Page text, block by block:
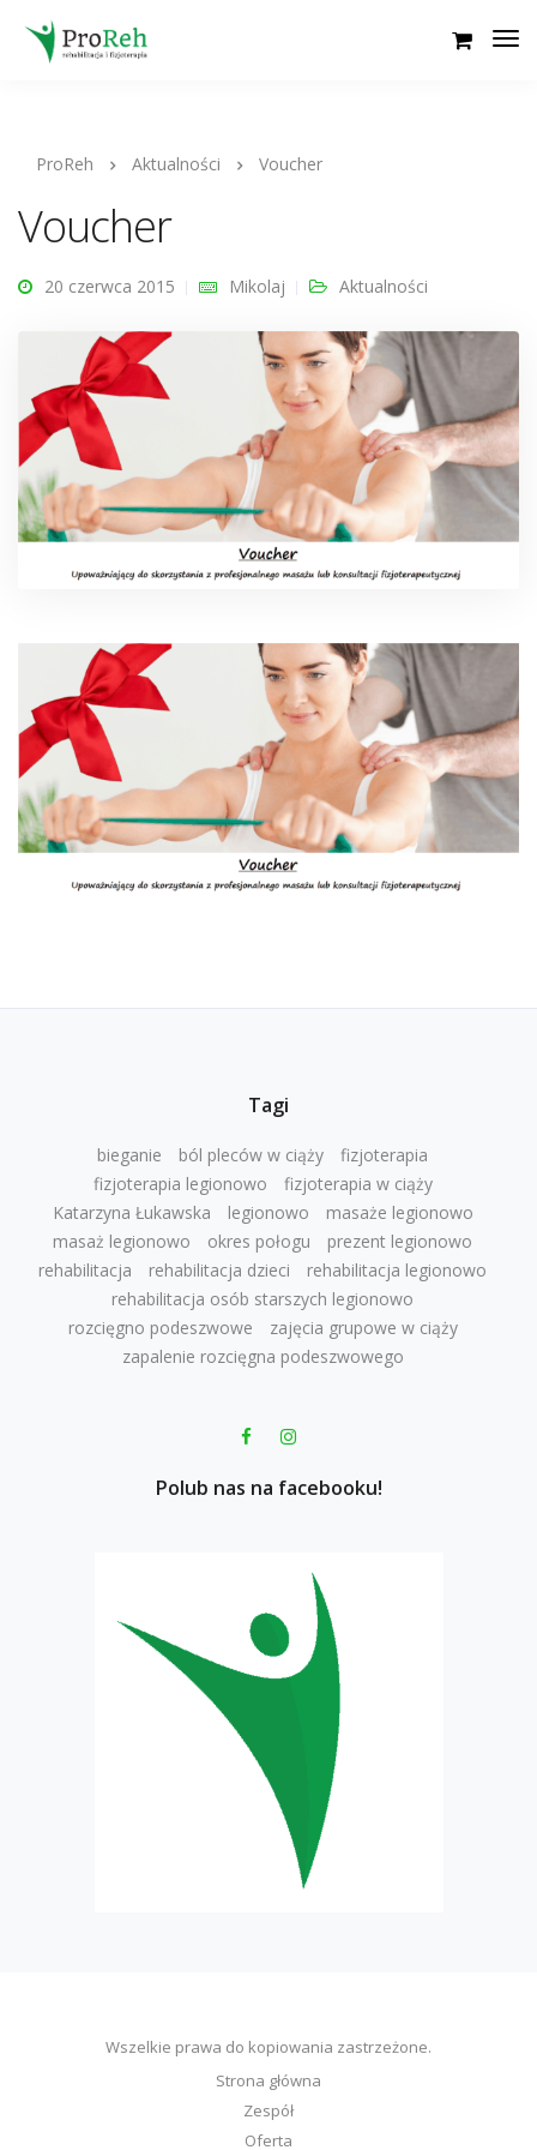
ProReh Aktualności Voucher
Voucher
20 czerwca 2015 Mikolaj Aktualności
Tagi
bieganie ból pleców w ciąży
fizjoterapia
fizjoterapia legionowo
fizjoterapia w ciąży
Katarzyna Łukawska
legionowo
masaże legionowo
masaż legionowo
okres połogu
prezent legionowo
rehabilitacja
rehabilitacja dzieci
rehabilitacja legionowo
rehabilitacja osób starszych legionowo
rozcięgno podeszwowe
zajęcia grupowe w ciąży
zapalenie rozcięgna podeszwowego
Polub nas na facebooku!
Wszelkie prawa do kopiowania zastrzeżone.
Strona główna
Zespół
Oferta